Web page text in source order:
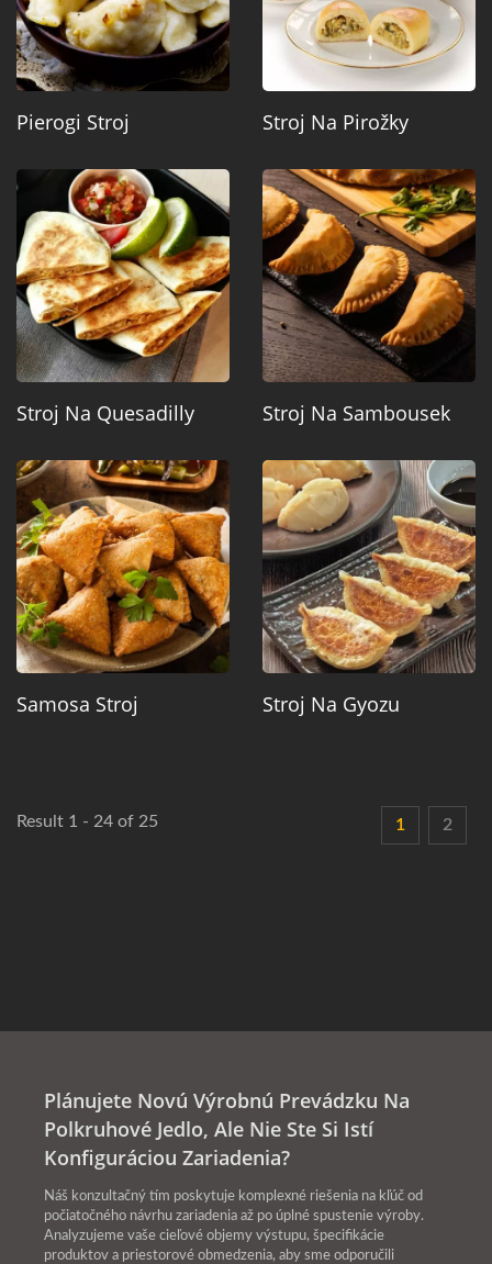
Pierogi Stroj Stroj Na Pirožky
Stroj Na Quesadilly Stroj Na Sambousek
Samosa Stroj Stroj Na Gyozu
Result 1 - 24 of 25 1 2
Plánujete Novú Výrobnú Prevádzku Na
Polkruhové Jedlo, Ale Nie Ste Si Istí
Konfiguráciou Zariadenia?
Náš konzultačný tím poskytuje komplexné riešenia na kľúč od
počiatočného návrhu zariadenia až po úplné spustenie výroby.
Analyzujeme vaše cieľové objemy výstupu, špecifikácie
produktov a priestorové obmedzenia, aby sme odporučili